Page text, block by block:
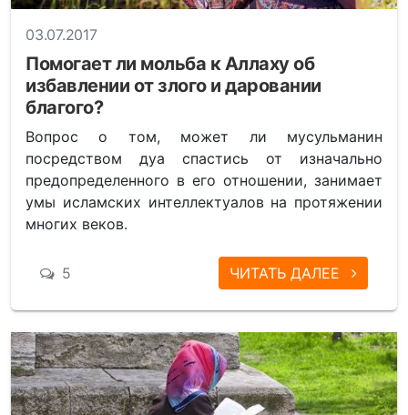
03.07.2017
Помогает ли мольба к Аллаху об
избавлении от злого и даровании
благого?
Вопрос о том, может ли мусульманин
посредством дуа спастись от изначально
предопределенного в его отношении, занимает
умы исламских интеллектуалов на протяжении
многих веков.
5 ЧИТАТЬ ДАЛЕЕ